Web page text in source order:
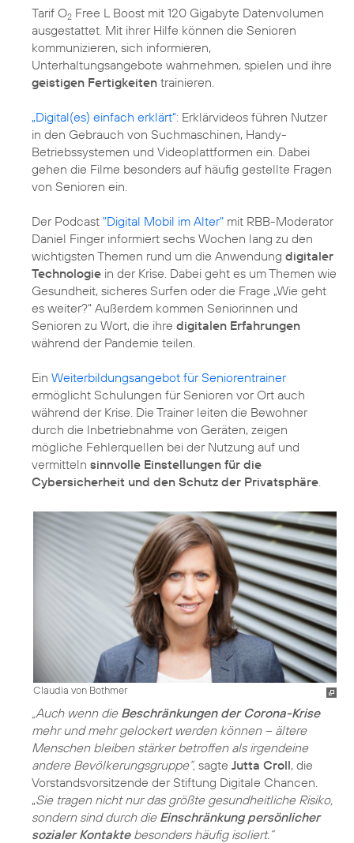
Tarif O2 Free L Boost mit 120 Gigabyte Datenvolumen
ausgestattet. Mit ihrer Hilfe können die Senioren
kommunizieren, sich informieren,
Unterhaltungsangebote wahrnehmen, spielen und ihre
geistigen Fertigkeiten trainieren.
„Digital(es) einfach erklärt“: Erklärvideos führen Nutzer
in den Gebrauch von Suchmaschinen, Handy-
Betriebssystemen und Videoplattformen ein. Dabei
gehen die Filme besonders auf häufig gestellte Fragen
von Senioren ein.
Der Podcast "Digital Mobil im Alter" mit RBB-Moderator
Daniel Finger informiert sechs Wochen lang zu den
wichtigsten Themen rund um die Anwendung digitaler
Technologie in der Krise. Dabei geht es um Themen wie
Gesundheit, sicheres Surfen oder die Frage „Wie geht
es weiter?“ Außerdem kommen Seniorinnen und
Senioren zu Wort, die ihre digitalen Erfahrungen
während der Pandemie teilen.
Ein Weiterbildungsangebot für Seniorentrainer
ermöglicht Schulungen für Senioren vor Ort auch
während der Krise. Die Trainer leiten die Bewohner
durch die Inbetriebnahme von Geräten, zeigen
mögliche Fehlerquellen bei der Nutzung auf und
vermitteln sinnvolle Einstellungen für die
Cybersicherheit und den Schutz der Privatsphäre.
Claudia von Bothmer
„Auch wenn die Beschränkungen der Corona-Krise
mehr und mehr gelockert werden können – ältere
Menschen bleiben stärker betroffen als irgendeine
andere Bevölkerungsgruppe“, sagte Jutta Croll, die
Vorstandsvorsitzende der Stiftung Digitale Chancen.
„Sie tragen nicht nur das größte gesundheitliche Risiko,
sondern sind durch die Einschränkung persönlicher
sozialer Kontaktebesonders häufig isoliert.“